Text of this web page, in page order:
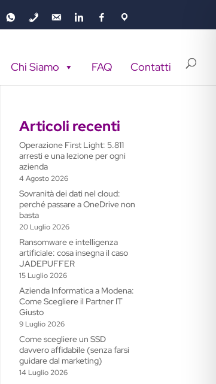
Chi Siamo FAQ Contatti
Articoli recenti
Operazione First Light: 5.811
arresti e una lezione per ogni
azienda
4 Agosto 2026
Sovranità dei dati nel cloud:
perché passare a OneDrive non
basta
20 Luglio 2026
Ransomware e intelligenza
artificiale: cosa insegna il caso
JADEPUFFER
15 Luglio 2026
Azienda Informatica a Modena:
Come Scegliere il Partner IT
Giusto
9 Luglio 2026
Come scegliere un SSD
davvero affidabile (senza farsi
guidare dal marketing)
14 Luglio 2026